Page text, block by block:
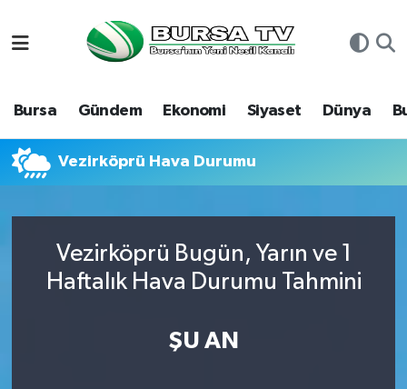
Bursa Gündem Ekonomi Siyaset Dünya
Vezirköprü Hava Durumu
Vezirköprü Bugün, Yarın ve 1
Haftalık Hava Durumu Tahmini
ŞU AN
Bursa
Dünya
Ekonomi
Hava Durumu
Namaz Vakitleri
Süper Lig Puan Durumu ve Fikstür
Son Dakika Haberleri